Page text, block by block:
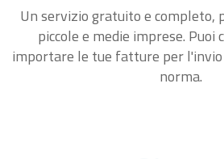
Un servizio gratuito e completo,
piccole e medie imprese. Puoi
importare le tue fatture per l'invio
norma.